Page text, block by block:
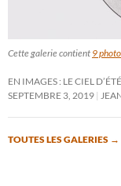
Cette galerie contient 9
EN IMAGES : LE CIEL
SEPTEMBRE 3, 2019
TOUTES LES GALERIES →